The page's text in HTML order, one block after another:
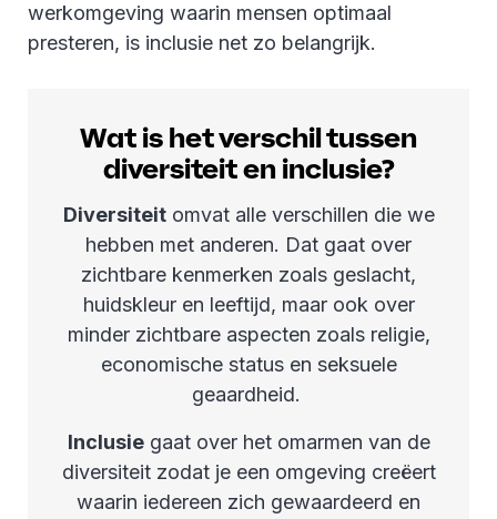
werkomgeving waarin mensen optimaal
presteren, is inclusie net zo belangrijk.
Wat is het verschil tussen
diversiteit en inclusie?
Diversiteitomvat alle verschillen die we
hebben met anderen. Dat gaat over
zichtbare kenmerken zoals geslacht,
huidskleur en leeftijd, maar ook over
minder zichtbare aspecten zoals religie,
economische status en seksuele
geaardheid.
Inclusiegaat over het omarmen van de
diversiteit zodat je een omgeving creëert
waarin iedereen zich gewaardeerd en